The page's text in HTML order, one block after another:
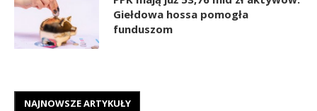
Giełdowa hossa pomogła
funduszom
NAJNOWSZE ARTYKUŁY